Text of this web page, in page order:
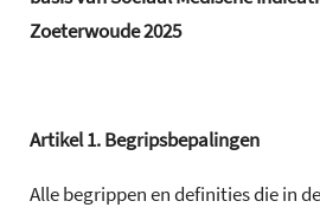
Zoeterwoude 2025
Artikel1.Begripsbepalingen
Alle begrippen en definities die in